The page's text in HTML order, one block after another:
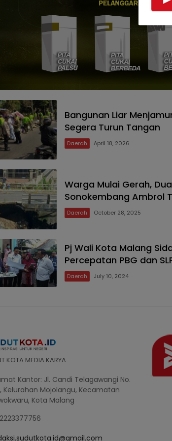
Bangunan Liar
Segera Turun Tangan
Daerah April 18, 2026
Warga Mulai Gerah,
Sonokembang Ambrol
Daerah October 28, 2025
Pj Wali Kota Malang
Percepatan PBG dan
Daerah July 10, 2024
KOTA MEDIA KARYA
Kantor: Jl. Candi Telagawangi No.
Kelurahan Mojolangu, Kecamatan
Kota Malang